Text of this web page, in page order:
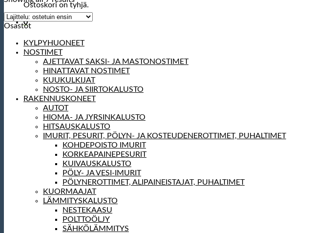
Ostoskori on tyhjä.
0
Osastot
KYLPYHUONEET
NOSTIMET
AJETTAVAT SAKSI- JA MASTONOSTIMET
HINATTAVAT NOSTIMET
KUUKULKIJAT
NOSTO- JA SIIRTOKALUSTO
RAKENNUSKONEET
AUTOT
HIOMA- JA JYRSINKALUSTO
HITSAUSKALUSTO
IMURIT, PESURIT, PÖLYN- JA KOSTEUDENEROTTIMET, PUHALTIMET
KOHDEPOISTO IMURIT
KORKEAPAINEPESURIT
KUIVAUSKALUSTO
PÖLY- JA VESI-IMURIT
PÖLYNEROTTIMET, ALIPAINEISTAJAT, PUHALTIMET
KUORMAAJAT
LÄMMITYSKALUSTO
NESTEKAASU
POLTTOÖLJY
SÄHKÖLÄMMITYS